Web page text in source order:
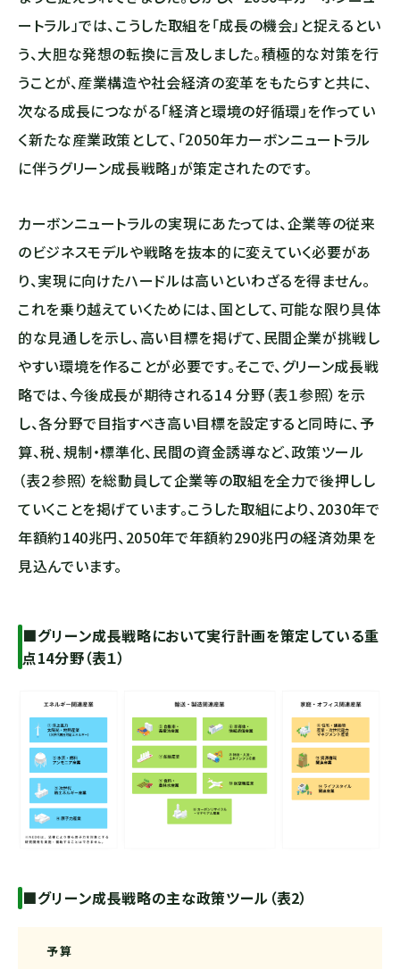
ートラル」では、こうした取組を「成長の機会」と捉えるとい
う、大胆な発想の転換に言及しました。積極的な対策を行
うことが、産業構造や社会経済の変革をもたらすと共に、
次なる成長につながる「経済と環境の好循環」を作ってい
く新たな産業政策として、「2050年カーボンニュートラル
に伴うグリーン成長戦略」が策定されたのです。
カーボンニュートラルの実現にあたっては、企業等の従来
のビジネスモデルや戦略を抜本的に変えていく必要があ
り、実現に向けたハードルは高いといわざるを得ません。
これを乗り越えていくためには、国として、可能な限り具体
的な見通しを示し、高い目標を掲げて、民間企業が挑戦し
やすい環境を作ることが必要です。そこで、グリーン成長戦
略では、今後成長が期待される14 分野（表１参照）を示
し、各分野で目指すべき高い目標を設定すると同時に、予
算、税、規制・標準化、民間の資金誘導など、政策ツール
（表２参照）を総動員して企業等の取組を全力で後押しし
ていくことを掲げています。こうした取組により、2030年で
年額約140兆円、2050年で年額約290兆円の経済効果を
見込んでいます。
■グリーン成長戦略において実行計画を策定している重
点14分野（表１）
■グリーン成長戦略の主な政策ツール（表2）
予算